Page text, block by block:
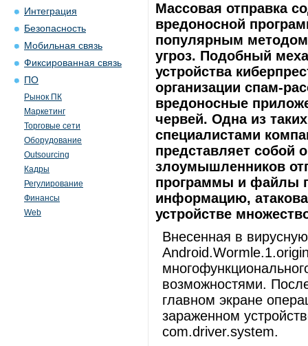
Интеграция
Безопасность
Мобильная связь
Фиксированная связь
ПО
Рынок ПК
Маркетинг
Торговые сети
Оборудование
Outsourcing
Кадры
Регулирование
Финансы
Web
Массовая отправка
вредоносной
популярным
угроз. Подобный
устройства
организации спам-
вредоносные
червей. Одна из
специалистами
представляет собой
злоумышленников
программы и файлы
информацию,
устройстве
Внесенная в
возможностями.
главном экране
зараженном
com.driver.system.